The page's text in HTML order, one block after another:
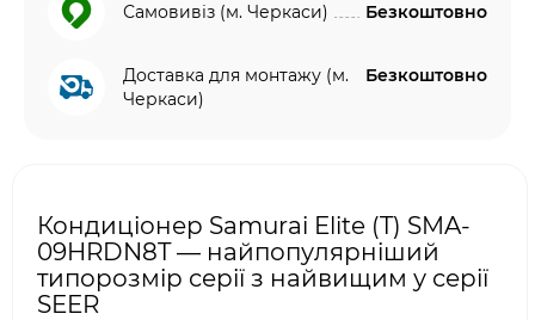
Самовивіз (м. Черкаси) Безкоштовно
Доставка для монтажу (м.
Черкаси)
Безкоштовно
Кондиціонер Samurai Elite (T) SMA-
09HRDN8T — найпопулярніший
типорозмір серії з найвищим у серії
SEER